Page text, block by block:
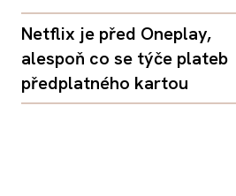
Netflix je před Oneplay,
alespoň co se týče plateb
předplatného kartou